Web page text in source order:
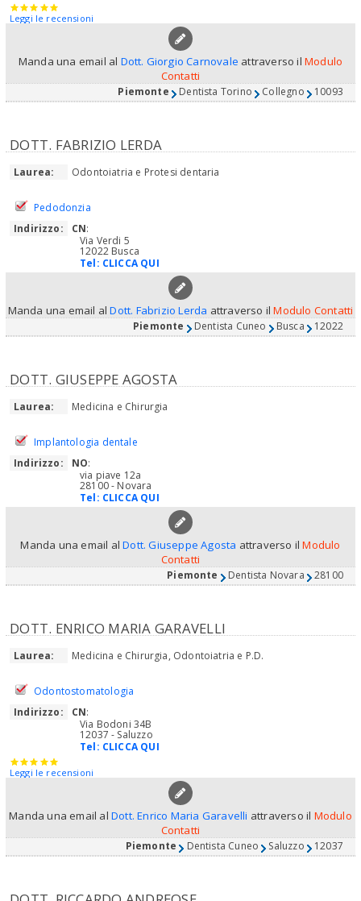
Leggi le recensioni
Manda una email al Dott. Giorgio Carnovale attraverso ilModulo
Contatti
Piemonte Dentista Torino Collegno 10093
DOTT. FABRIZIO LERDA
Laurea: Odontoiatria e Protesi dentaria
Pedodonzia
Indirizzo:
CN:
Via Verdi 5
12022 Busca
Tel: CLICCA QUI
Manda una email alDott. Fabrizio Lerda attraverso ilModulo Contatti
Piemonte Dentista Cuneo Busca 12022
DOTT. GIUSEPPE AGOSTA
Laurea: Medicina e Chirurgia
Implantologia dentale
Indirizzo:
NO:
via piave 12a
28100 - Novara
Tel: CLICCA QUI
Manda una email alDott. Giuseppe Agosta attraverso ilModulo
Contatti
Piemonte Dentista Novara 28100
DOTT. ENRICO MARIA GARAVELLI
Laurea: Medicina e Chirurgia, Odontoiatria e P.D.
Odontostomatologia
Indirizzo:
CN:
Via Bodoni 34B
12037 - Saluzzo
Tel: CLICCA QUI
Leggi le recensioni
Manda una email alDott. Enrico Maria Garavelli attraverso il Modulo
Contatti
Piemonte Dentista Cuneo Saluzzo 12037